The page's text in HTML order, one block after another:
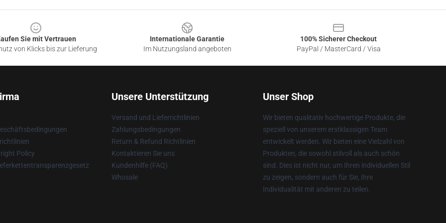
Sie mit Vertrauen
von Klicks bis zur Lieferung
Internationale Garantie
Im Nutzungsland angeboten
100% Sicherer Checkout
PayPal / MasterCard / Visa
Policy
Unsere Unterstützung
Versand und Lieferrichtlinien
Zahlungsbedingungen
Return & Refund Richtlinien
Kontaktieren Sie uns
Kundenhilfe (FAQ)
Whosale
Unser Shop
Wir bieten qualitativ hochwertige Produkte, die
speziell von unserem erstklassigen Team
entwickelt werden. Wir bieten eine Vielzahl von
Produkten, die sowohl stilvoll als auch schön
sind. Dies ist nicht nur, um Ihren individuellen Stil
zu zeigen, sondern auch für Sie, Ihre
Individualität mit anderen zu teilen.